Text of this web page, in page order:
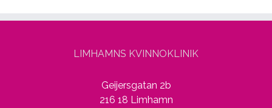
LIMHAMNS KVINNOKLINIK
Geijersgatan 2b
216 18 Limhamn